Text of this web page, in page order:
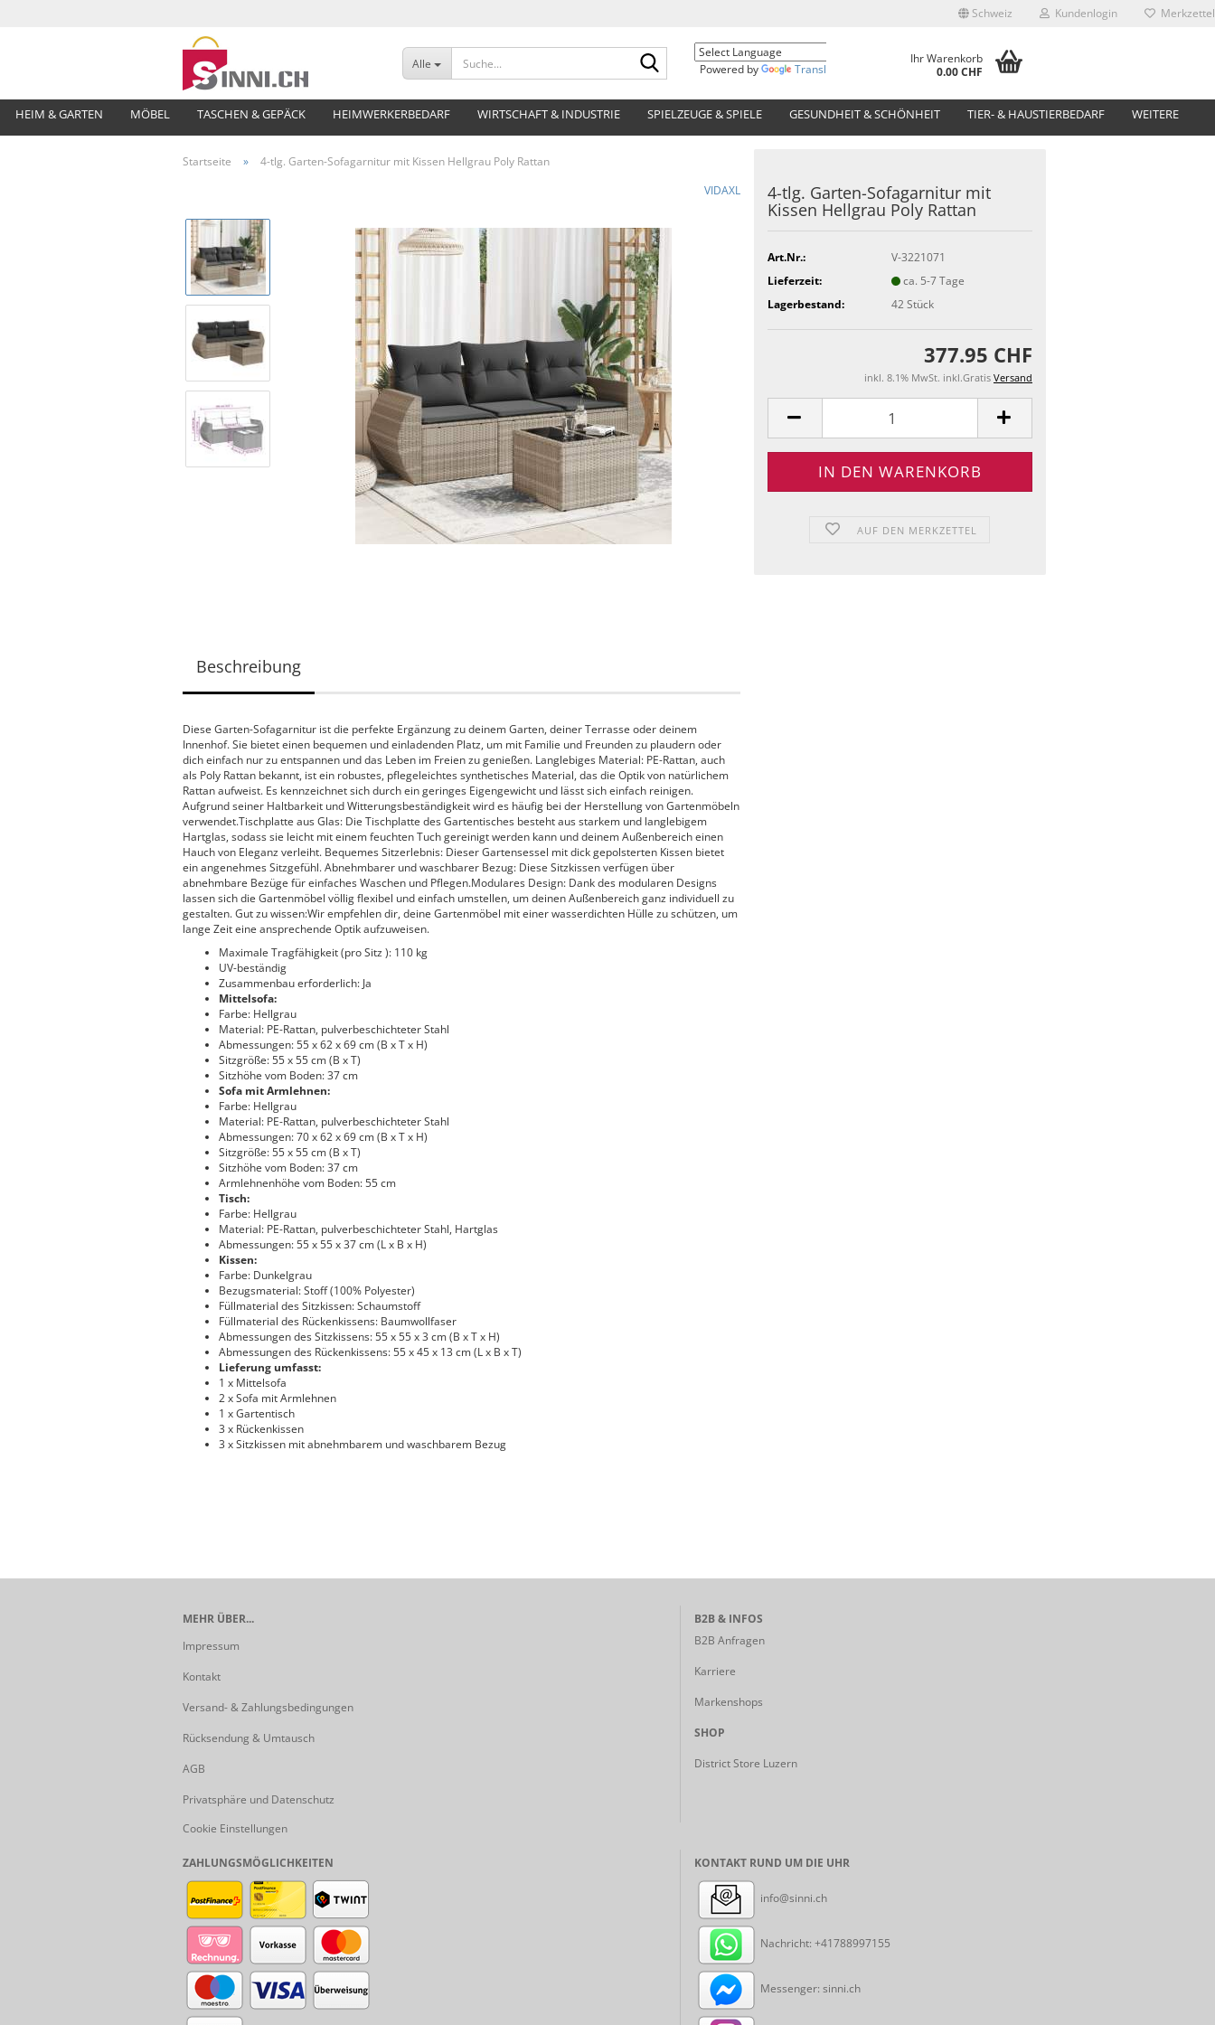
Schweiz Kundenlogin Merkzettel
Alle
Suche...
Powered by
Translate
Ihr Warenkorb
0.00 CHF
HEIM & GARTEN MÖBEL TASCHEN & GEPÄCK HEIMWERKERBEDARF WIRTSCHAFT & INDUSTRIE SPIELZEUGE & SPIELE GESUNDHEIT & SCHÖNHEIT TIER- & HAUSTIERBEDARF WEITERE
Startseite »
4-tlg. Garten-Sofagarnitur mit Kissen Hellgrau Poly Rattan
VIDAXL
4-tlg. Garten-Sofagarnitur mit
Kissen Hellgrau Poly Rattan
Art.Nr.:
V-3221071
Lieferzeit:
ca. 5-7 Tage
Lagerbestand:
42Stück
377.95 CHF
inkl. 8.1% MwSt. inkl.Gratis Versand
AUF DEN MERKZETTEL
Beschreibung
Diese Garten-Sofagarnitur ist die perfekte Ergänzung zu deinem Garten, deiner Terrasse oder deinem
Innenhof. Sie bietet einen bequemen und einladenden Platz, um mit Familie und Freunden zu plaudern oder
dich einfach nur zu entspannen und das Leben im Freien zu genießen. Langlebiges Material: PE-Rattan, auch
als Poly Rattan bekannt, ist ein robustes, pflegeleichtes synthetisches Material, das die Optik von natürlichem
Rattan aufweist. Es kennzeichnet sich durch ein geringes Eigengewicht und lässt sich einfach reinigen.
Aufgrund seiner Haltbarkeit und Witterungsbeständigkeit wird es häufig bei der Herstellung von Gartenmöbeln
verwendet.Tischplatte aus Glas: Die Tischplatte des Gartentisches besteht aus starkem und langlebigem
Hartglas, sodass sie leicht mit einem feuchten Tuch gereinigt werden kann und deinem Außenbereich einen
Hauch von Eleganz verleiht. Bequemes Sitzerlebnis: Dieser Gartensessel mit dick gepolsterten Kissen bietet
ein angenehmes Sitzgefühl. Abnehmbarer und waschbarer Bezug: Diese Sitzkissen verfügen über
abnehmbare Bezüge für einfaches Waschen und Pflegen.Modulares Design: Dank des modularen Designs
lassen sich die Gartenmöbel völlig flexibel und einfach umstellen, um deinen Außenbereich ganz individuell zu
gestalten. Gut zu wissen:Wir empfehlen dir, deine Gartenmöbel mit einer wasserdichten Hülle zu schützen, um
lange Zeit eine ansprechende Optik aufzuweisen.
Maximale Tragfähigkeit (pro Sitz ): 110 kg
UV-beständig
Zusammenbau erforderlich: Ja
Mittelsofa:
Farbe: Hellgrau
Material: PE-Rattan, pulverbeschichteter Stahl
Abmessungen: 55 x 62 x 69 cm (B x T x H)
Sitzgröße: 55 x 55 cm (B x T)
Sitzhöhe vom Boden: 37 cm
Sofa mit Armlehnen:
Farbe: Hellgrau
Material: PE-Rattan, pulverbeschichteter Stahl
Abmessungen: 70 x 62 x 69 cm (B x T x H)
Sitzgröße: 55 x 55 cm (B x T)
Sitzhöhe vom Boden: 37 cm
Armlehnenhöhe vom Boden: 55 cm
Tisch:
Farbe: Hellgrau
Material: PE-Rattan, pulverbeschichteter Stahl, Hartglas
Abmessungen: 55 x 55 x 37 cm (L x B x H)
Kissen:
Farbe: Dunkelgrau
Bezugsmaterial: Stoff (100% Polyester)
Füllmaterial des Sitzkissen: Schaumstoff
Füllmaterial des Rückenkissens: Baumwollfaser
Abmessungen des Sitzkissens: 55 x 55 x 3 cm (B x T x H)
Abmessungen des Rückenkissens: 55 x 45 x 13 cm (L x B x T)
Lieferung umfasst:
1 x Mittelsofa
2 x Sofa mit Armlehnen
1 x Gartentisch
3 x Rückenkissen
3 x Sitzkissen mit abnehmbarem und waschbarem Bezug
MEHR ÜBER...
Impressum
Kontakt
Versand- & Zahlungsbedingungen
Rücksendung & Umtausch
AGB
Privatsphäre und Datenschutz
Cookie Einstellungen
B2B & INFOS
B2B Anfragen
Karriere
Markenshops
SHOP
District Store Luzern
ZAHLUNGSMÖGLICHKEITEN KONTAKT RUND UM DIE UHR
info@sinni.ch
Nachricht: +41788997155
Messenger: sinni.ch